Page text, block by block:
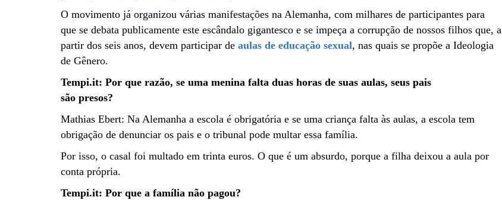
O movimento já organizou várias manifestações na Alemanha, com milhares de participantes para
que se debata publicamente este escândalo gigantesco e se impeça a corrupção de nossos filhos que, a
partir dos seis anos, devem participar de aulas de educação sexual, nas quais se propõe a Ideologia
de Gênero.
Tempi.it: Por que razão, se uma menina falta duas horas de suas aulas, seus pais
são presos?
Mathias Ebert: Na Alemanha a escola é obrigatória e se uma criança falta às aulas, a escola tem
obrigação de denunciar os pais e o tribunal pode multar essa família.
Por isso, o casal foi multado em trinta euros. O que é um absurdo, porque a filha deixou a aula por
conta própria.
Tempi.it: Por que a família não pagou?